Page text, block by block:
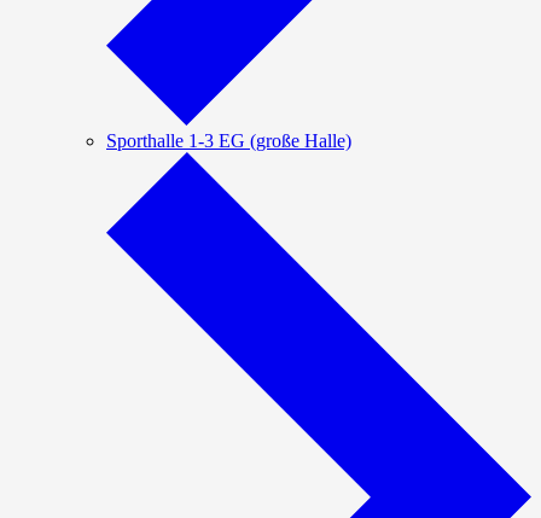
Sporthalle 1-3 EG (große Halle)